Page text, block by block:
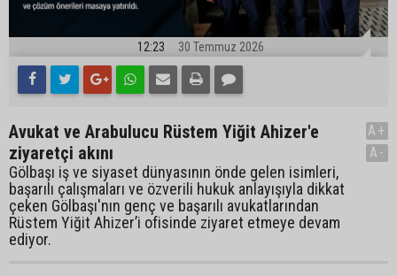
12:23 30 Temmuz 2026
Avukat ve Arabulucu Rüstem Yiğit Ahizer'e
ziyaretçi akını
Gölbaşı iş ve siyaset dünyasının önde gelen isimleri,
başarılı çalışmaları ve özverili hukuk anlayışıyla dikkat
çeken Gölbaşı'nın genç ve başarılı avukatlarından
Rüstem Yiğit Ahizer’i ofisinde ziyaret etmeye devam
ediyor.
A+
A-